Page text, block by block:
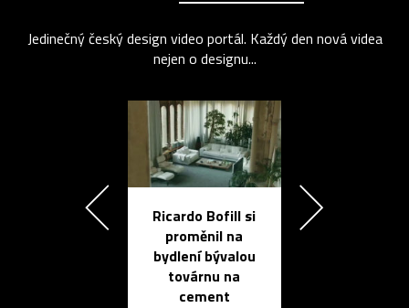
Jedinečný český design video portál. Každý den nová videa
nejen o designu...
Ricardo Bofill si
proměnil na
bydlení bývalou
továrnu na
cement